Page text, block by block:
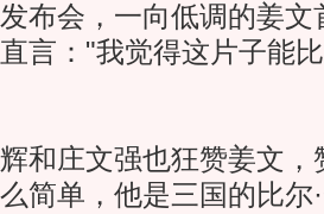
布会，一向低调的姜
言："我觉得这片子能
庄文强也狂赞姜文，
简单，他是三国的比尔